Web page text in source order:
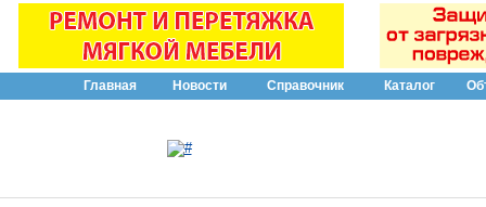
Главная Новости Справочник Каталог